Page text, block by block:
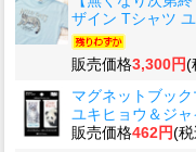
ザイン Tシャツ
販売価格3,300円(
マグネットブッ
ユキヒョウ＆ジ
販売価格462円(